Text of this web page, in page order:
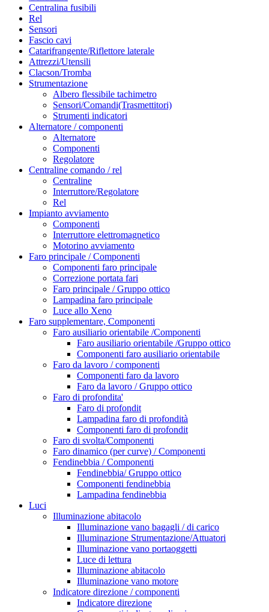
Centralina fusibili
Rel
Sensori
Fascio cavi
Catarifrangente/Riflettore laterale
Attrezzi/Utensili
Clacson/Tromba
Strumentazione
Albero flessibile tachimetro
Sensori/Comandi(Trasmettitori)
Strumenti indicatori
Alternatore / componenti
Alternatore
Componenti
Regolatore
Centraline comando / rel
Centraline
Interruttore/Regolatore
Rel
Impianto avviamento
Componenti
Interruttore elettromagnetico
Motorino avviamento
Faro principale / Componenti
Componenti faro principale
Correzione portata fari
Faro principale / Gruppo ottico
Lampadina faro principale
Luce allo Xeno
Faro supplementare, Componenti
Faro ausiliario orientabile /Componenti
Faro ausiliario orientabile /Gruppo ottico
Componenti faro ausiliario orientabile
Faro da lavoro / componenti
Componenti faro da lavoro
Faro da lavoro / Gruppo ottico
Faro di profondita'
Faro di profondit
Lampadina faro di profondità
Componenti faro di profondit
Faro di svolta/Componenti
Faro dinamico (per curve) / Componenti
Fendinebbia / Componenti
Fendinebbia/ Gruppo ottico
Componenti fendinebbia
Lampadina fendinebbia
Luci
Illuminazione abitacolo
Illuminazione vano bagagli / di carico
Illuminazione Strumentazione/Attuatori
Illuminazione vano portaoggetti
Luce di lettura
Illuminazione abitacolo
Illuminazione vano motore
Indicatore direzione / componenti
Indicatore direzione